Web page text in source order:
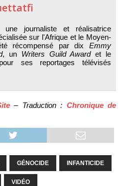
journaliste et réalisatrice
sur l'Afrique et le Moyen-
récompensé par dix Emmy
, un Writers Guild Awardet le
ses reportages télévisés
– Traduction : Chronique de
GÉNOCIDE INFANTICIDE
VIDÉO